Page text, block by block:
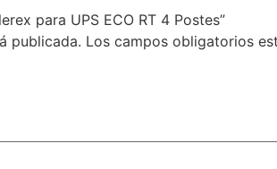
para UPS ECO RT 4 Postes”
publicada. Los campos obligatorios